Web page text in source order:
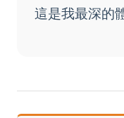
這是我最深的